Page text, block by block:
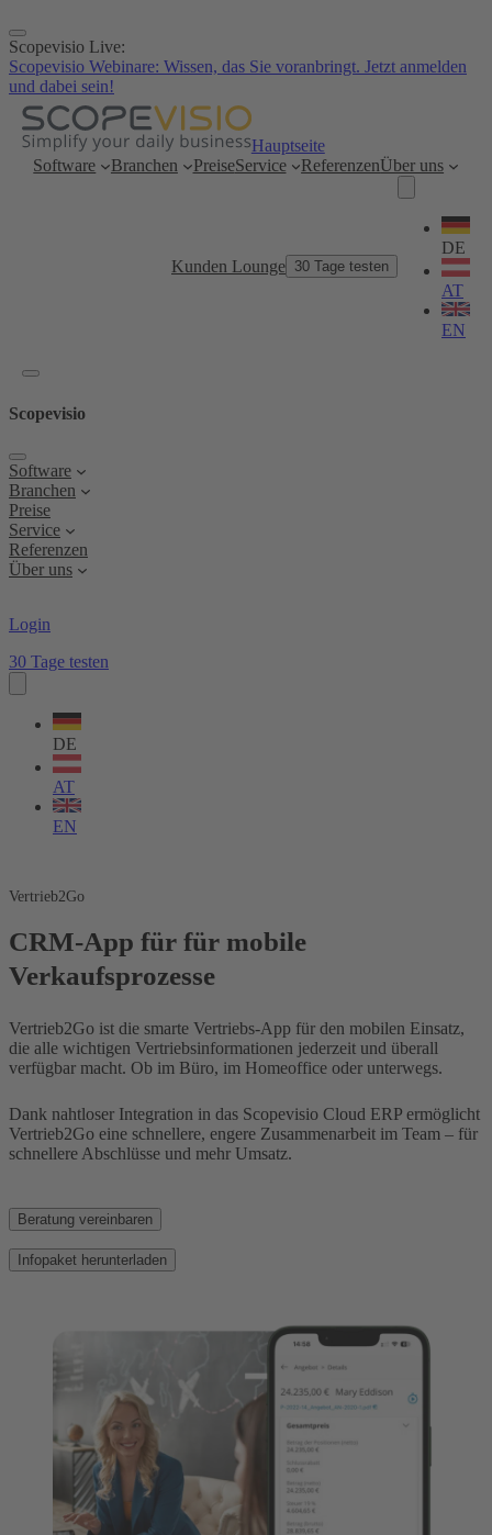
Zum
Inhalt
springen
Scopevisio Live:
Scopevisio Webinare: Wissen, das Sie voranbringt. Jetzt anmelden
und dabei sein!
Hauptseite
Software
Branchen PreiseService ReferenzenÜber uns
Kunden Lounge 30 Tage testen
Sprache
wählen
DE
AT
EN
Scopevisio
Software
Branchen
Preise
Service
Referenzen
Über uns
Login
30 Tage testen
Sprache
wählen
DE
AT
EN
Vertrieb2Go
CRM-App für für mobile
Verkaufsprozesse
Vertrieb2Go ist die smarte Vertriebs-App für den mobilen Einsatz,
die alle wichtigen Vertriebsinformationen jederzeit und überall
verfügbar macht. Ob im Büro, im Homeoffice oder unterwegs.
Dank nahtloser Integration in das Scopevisio Cloud ERP ermöglicht
Vertrieb2Go eine schnellere, engere Zusammenarbeit im Team – für
schnellere Abschlüsse und mehr Umsatz.
Beratung vereinbaren
Infopaket herunterladen